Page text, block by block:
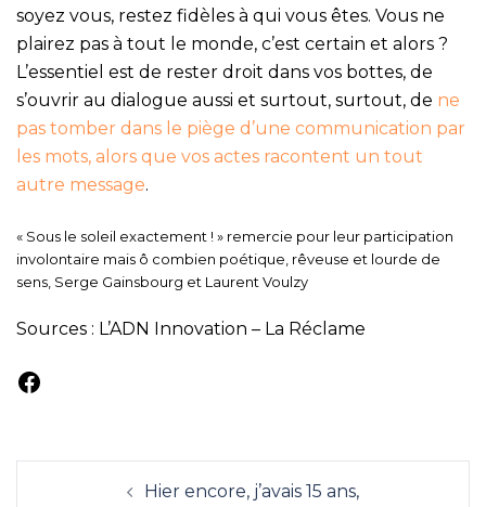
soyez vous, restez fidèles à qui vous êtes. Vous ne
plairez pas à tout le monde, c’est certain et alors ?
L’essentiel est de rester droit dans vos bottes, de
s’ouvrir au dialogue aussi et surtout, surtout, de ne
pas tomber dans le piège d’une communication par
les mots, alors que vos actes racontent un tout
autre message.
« Sous le soleil exactement ! » remercie pour leur participation
involontaire mais ô combien poétique, rêveuse et lourde de
sens, Serge Gainsbourg et Laurent Voulzy
Sources : L’ADN Innovation – La Réclame
Facebook
Hier encore, j’avais 15 ans,